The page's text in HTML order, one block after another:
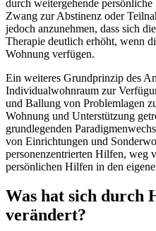
durch weitergehende
Zwang zur Abstinenz oder
jedoch anzunehmen, dass sich
Therapie deutlich erhöht, wenn
Wohnung verfügen.
Ein weiteres Grundprinzip des
Individualwohnraum zur
und Ballung von Problemlagen
Wohnung und Unterstützung
grundlegenden
von Einrichtungen und
personenzentrierten Hilfen, weg
persönlichen Hilfen in den
Was hat sich durch
verändert?